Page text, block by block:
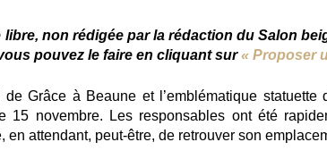
non rédigée par la rédaction du Salon
pouvez le faire en cliquant sur« Proposer
Grâce à Beaune et l’emblématique statuette
15 novembre. Les responsables ont été
en attendant, peut-être, de retrouver son